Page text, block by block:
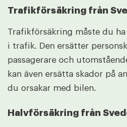
Trafikförsäkring från
Trafikförsäkring måste du
i trafik. Den ersätter
passagerare och
kan även ersätta skador på
du orsakar med bilen.
Halvförsäkring från